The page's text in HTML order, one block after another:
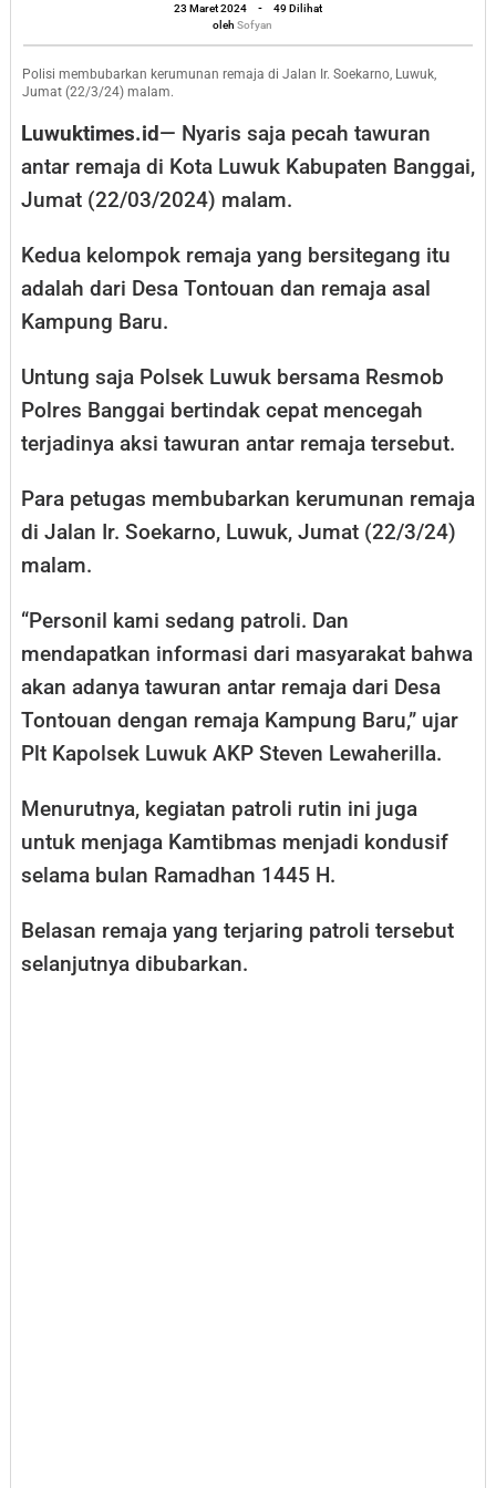
Luwuk
Versus
Kampung
23 Maret 2024
oleh
Sofyan
-
49 Dilihat
oleh Sofyan
Polisi membubarkan kerumunan remaja di Jalan Ir. Soekarno, Luwuk,
Jumat (22/3/24) malam.
Luwuktimes.id— Nyaris saja pecah tawuran
antar remaja di Kota Luwuk Kabupaten Banggai,
Jumat (22/03/2024) malam.
Kedua kelompok remaja yang bersitegang itu
adalah dari Desa Tontouan dan remaja asal
Kampung Baru.
Untung saja Polsek Luwuk bersama Resmob
Polres Banggai bertindak cepat mencegah
terjadinya aksi tawuran antar remaja tersebut.
Para petugas membubarkan kerumunan remaja
di Jalan Ir. Soekarno, Luwuk, Jumat (22/3/24)
malam.
“Personil kami sedang patroli. Dan
mendapatkan informasi dari masyarakat bahwa
akan adanya tawuran antar remaja dari Desa
Tontouan dengan remaja Kampung Baru,” ujar
Plt Kapolsek Luwuk AKP Steven Lewaherilla.
Menurutnya, kegiatan patroli rutin ini juga
untuk menjaga Kamtibmas menjadi kondusif
selama bulan Ramadhan 1445 H.
Belasan remaja yang terjaring patroli tersebut
selanjutnya dibubarkan.